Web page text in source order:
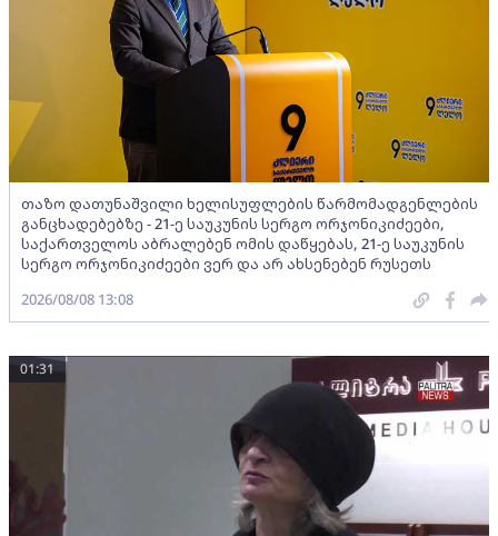
თაზო დათუნაშვილი ხელისუფლების წარმომადგენლების
განცხადებებზე - 21-ე საუკუნის სერგო ორჯონიკიძეები,
საქართველოს აბრალებენ ომის დაწყებას, 21-ე საუკუნის
სერგო ორჯონიკიძეები ვერ და არ ახსენებენ რუსეთს
2026/08/08 13:08
01:31